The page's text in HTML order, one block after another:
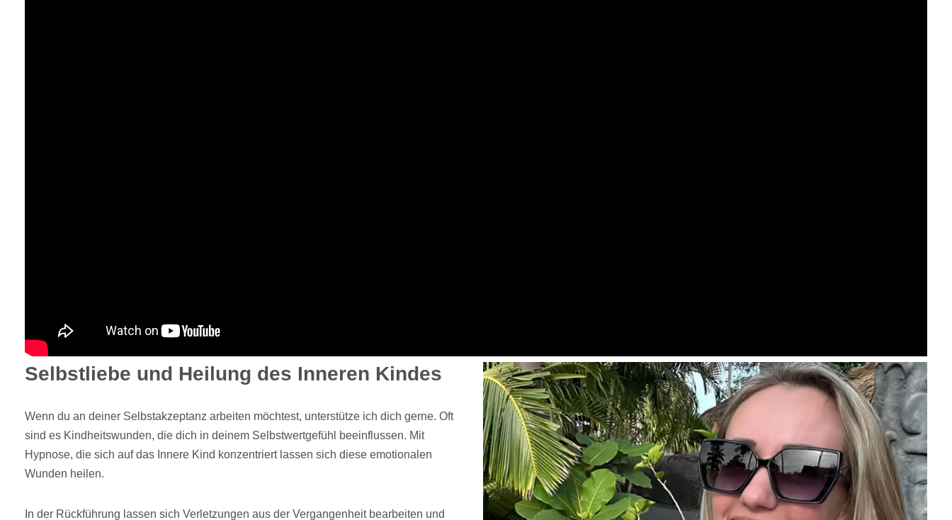
Selbstliebe und Heilung des Inneren Kindes
Wenn du an deiner Selbstakzeptanz arbeiten möchtest, unterstütze ich dich gerne. Oft
sind es Kindheitswunden, die dich in deinem Selbstwertgefühl beeinflussen. Mit
Hypnose, die sich auf das Innere Kind konzentriert lassen sich diese emotionalen
Wunden heilen.
In der Rückführung lassen sich Verletzungen aus der Vergangenheit bearbeiten und